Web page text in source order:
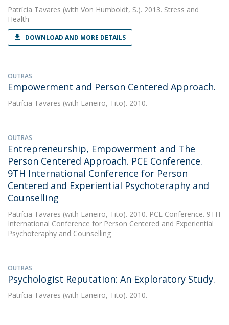
Patrícia Tavares (with Von Humboldt, S.). 2013. Stress and
Health
DOWNLOAD AND MORE DETAILS
OUTRAS
Empowerment and Person Centered Approach.
Patrícia Tavares (with Laneiro, Tito). 2010.
OUTRAS
Entrepreneurship, Empowerment and The
Person Centered Approach. PCE Conference.
9TH International Conference for Person
Centered and Experiential Psychoteraphy and
Counselling
Patrícia Tavares (with Laneiro, Tito). 2010. PCE Conference. 9TH
International Conference for Person Centered and Experiential
Psychoteraphy and Counselling
OUTRAS
Psychologist Reputation: An Exploratory Study.
Patrícia Tavares (with Laneiro, Tito). 2010.